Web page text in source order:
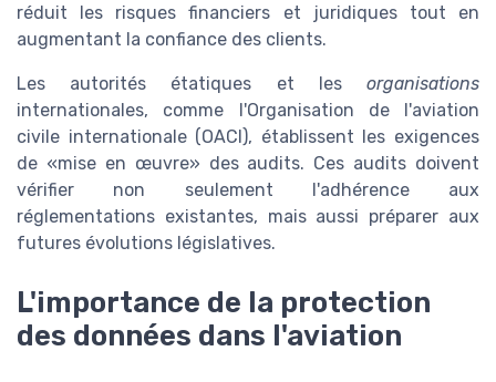
réduit les risques financiers et juridiques tout en
augmentant la confiance des clients.
Les autorités étatiques et les organisations
internationales, comme l'Organisation de l'aviation
civile internationale (OACI), établissent les exigences
de
mise en œuvre
des audits. Ces audits doivent
vérifier non seulement l'adhérence aux
réglementations existantes, mais aussi préparer aux
futures évolutions législatives.
L'importance de la protection
des données dans l'aviation